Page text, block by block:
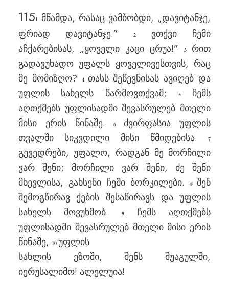
1151
მწამდა, რასაც ვამბობდი, „დავიტანჯე,
ფრიად დავიტანჯე.”
2
ვთქვი ჩემი
აჩქარებისას, „ყოველი კაცი ცრუა!”
3რით
გადავუხადო უფალს ყოველივესთვის, რაც
მე მომიზღო?
4 თასს შეწევნისას ავიღებ და
უფლის სახელს წარმოვთქვამ;
5ჩემს
აღთქმებს უფლისადმი შევასრულებ მთელი
მისი ერის წინაშე.6 ძვირფასია უფლის
თვალში სიკვდილი მისი წმიდებისა.7
გევედრები, უფალო, რადგან მე მორჩილი
ვარ შენი; მორჩილი ვარ შენი, ძე შენი
მხევლისა, გახსენი ჩემი ბორკილები.
8შენ
შემოგწირავ ქების შესაწირავს და უფლის
სახელს მოვუხმობ.
9
ჩემს აღთქმებს
უფლისადმი შევასრულებ მთელი მისი ერის
წინაშე, 10 უფლის
სახლის ეზოში, შენს შუაგულში,
იერუსალიმო! ალელუია!